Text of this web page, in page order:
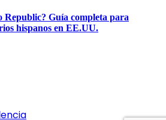
Republic? Guía completa para
hispanos en EE.UU.